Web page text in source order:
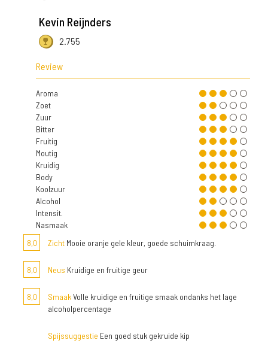
Kevin Reijnders
2.755
Review
Aroma
Zoet
Zuur
Bitter
Fruitig
Moutig
Kruidig
Body
Koolzuur
Alcohol
Intensit.
Nasmaak
8,0
Zicht Mooie oranje gele kleur, goede schuimkraag.
8,0 Neus Kruidige en fruitige geur
8,0 SmaakVolle kruidige en fruitige smaak ondanks het lage
alcoholpercentage
Spijssuggestie Een goed stuk gekruide kip